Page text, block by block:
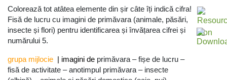
Colorează tot atâtea elemente din șir câte îți indică cifra!
Fisă de lucru cu imagini de primăvara (animale, păsări,
insecte și flori) pentru identificarea și învățarea cifrei și
numărului 5.
grupa mijlocie | imagini de primăvara – fișe de lucru –
fisă de activitate – anotimpul primăvara – insecte